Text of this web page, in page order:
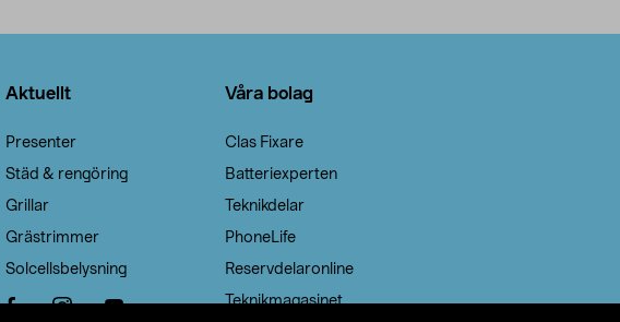
Aktuellt
Presenter
Städ & rengöring
Grillar
Grästrimmer
Solcellsbelysning
Våra bolag
Clas Fixare
Batteriexperten
Teknikdelar
PhoneLife
Reservdelaronline
Teknikmagasinet